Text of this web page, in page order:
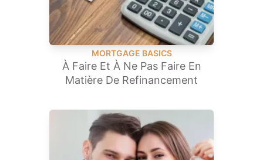
MORTGAGE BASICS
À Faire Et À Ne Pas Faire En
Matière De Refinancement